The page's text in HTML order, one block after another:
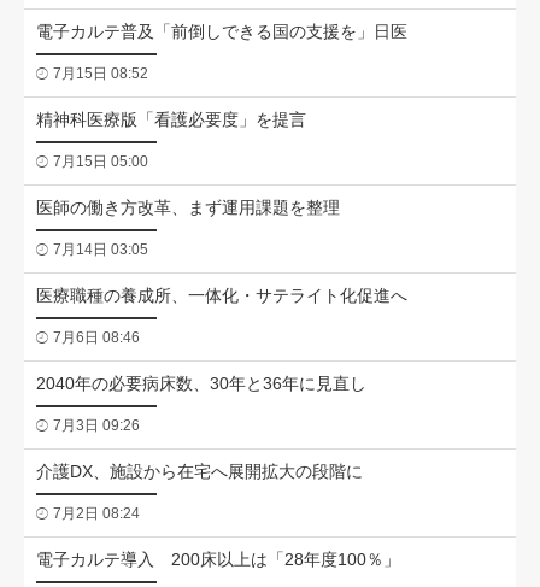
電子カルテ普及「前倒しできる国の支援を」日医
7月15日 08:52
精神科医療版「看護必要度」を提言
7月15日 05:00
医師の働き方改革、まず運用課題を整理
7月14日 03:05
医療職種の養成所、一体化・サテライト化促進へ
7月6日 08:46
2040年の必要病床数、30年と36年に見直し
7月3日 09:26
介護DX、施設から在宅へ展開拡大の段階に
7月2日 08:24
電子カルテ導入 200床以上は「28年度100％」